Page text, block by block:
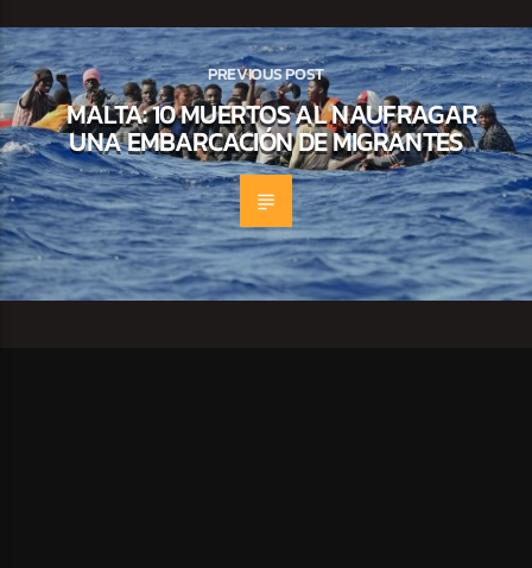
PREVIOUS POST
MALTA: 10 MUERTOS AL NAUFRAGAR
UNA EMBARCACIÓN DE MIGRANTES